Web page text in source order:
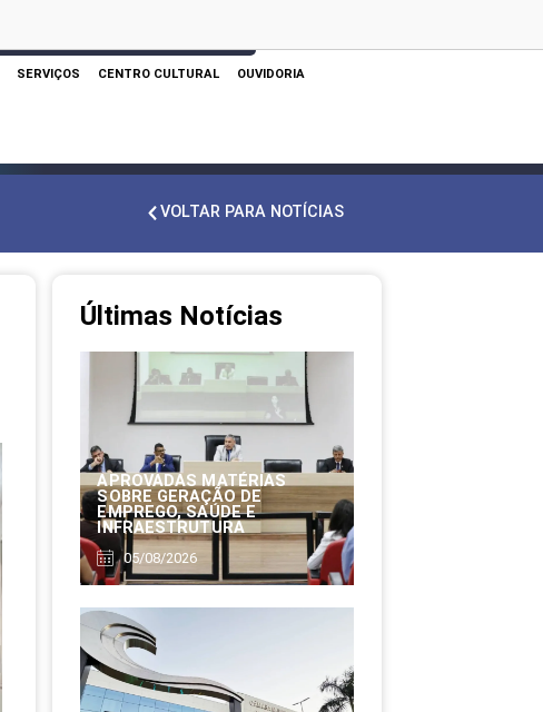
SERVIÇOS CENTRO CULTURAL OUVIDORIA
VOLTAR PARA NOTÍCIAS
Últimas Notícias
APROVADAS MATÉRIAS
SOBRE GERAÇÃO DE
EMPREGO, SAÚDE E
INFRAESTRUTURA
05/08/2026